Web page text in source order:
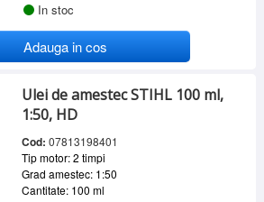
In stoc
Adauga in cos
Ulei de amestec STIHL 100 ml,
1:50, HD
Cod: 07813198401
Tip motor: 2 timpi
Grad amestec: 1:50
Cantitate: 100 ml